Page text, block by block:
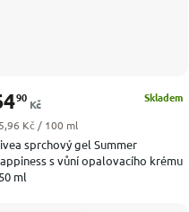
sprchový gel Summer
s vůní opalovacího krému
ml
Skladem
90
Kč
cena:
Kč / 100 ml